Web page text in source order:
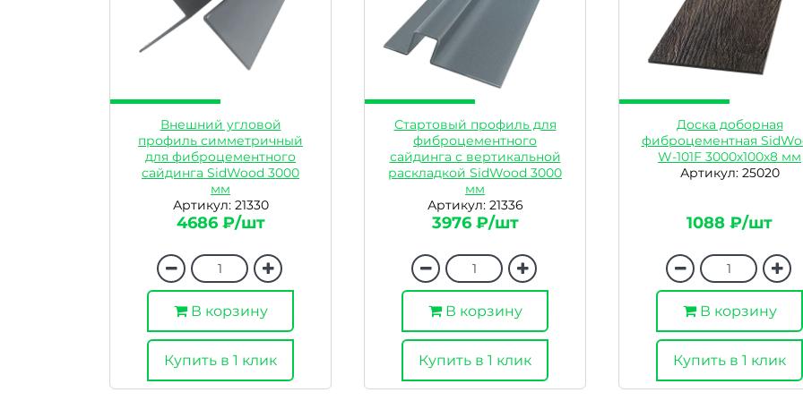
Внешний угловой
профиль симметричный
для фиброцементного
сайдинга SidWood 3000
мм
Артикул: 21330
4686 ₽/шт
В корзину
Купить в 1 клик
Стартовый профиль для
фиброцементного
сайдинга с вертикальной
раскладкой SidWood 3000
мм
Артикул: 21336
3976 ₽/шт
В корзину
Купить в 1 клик
Доска доборная
фиброцементная
W-101F 3000х100х8 мм
Артикул: 25020
1088 ₽/шт
В корзину
Купить в 1 клик